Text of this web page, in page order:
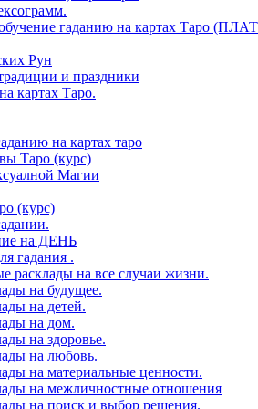
гаданию на картах Таро
Рун
и праздники
картах Таро.
на картах таро
Таро (курс)
Магии
(курс)
на ДЕНЬ
гадания .
расклады на все случаи жизни.
на будущее.
на детей.
на дом.
на здоровье.
на любовь.
на материальные ценности.
на межличностные отношения
на поиск и выбор решения.